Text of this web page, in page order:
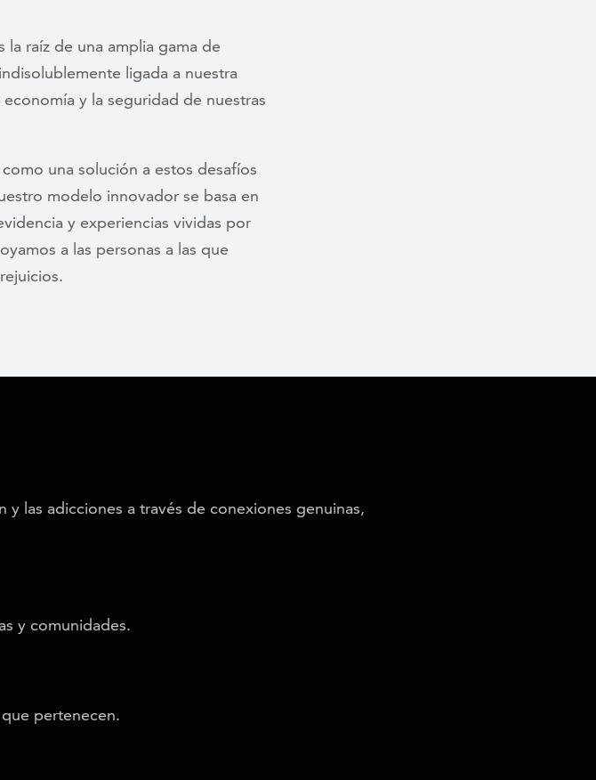
raíz de una amplia gama de
ligada a nuestra
y la seguridad de nuestras
una solución a estos desafíos
modelo innovador se basa en
y experiencias vividas por
a las personas a las que
las adicciones a través de conexiones genuinas,
y comunidades.
pertenecen.